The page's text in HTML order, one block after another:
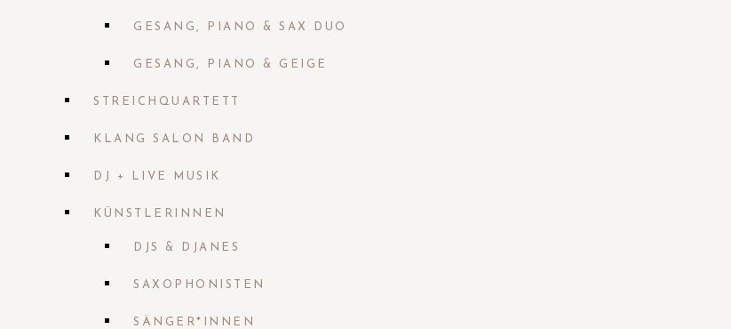
GESANG, PIANO & SAX DUO
GESANG, PIANO & GEIGE
STREICHQUARTETT
KLANG SALON BAND
DJ + LIVE MUSIK
KÜNSTLERINNEN
DJS & DJANES
SAXOPHONISTEN
SÄNGER*INNEN